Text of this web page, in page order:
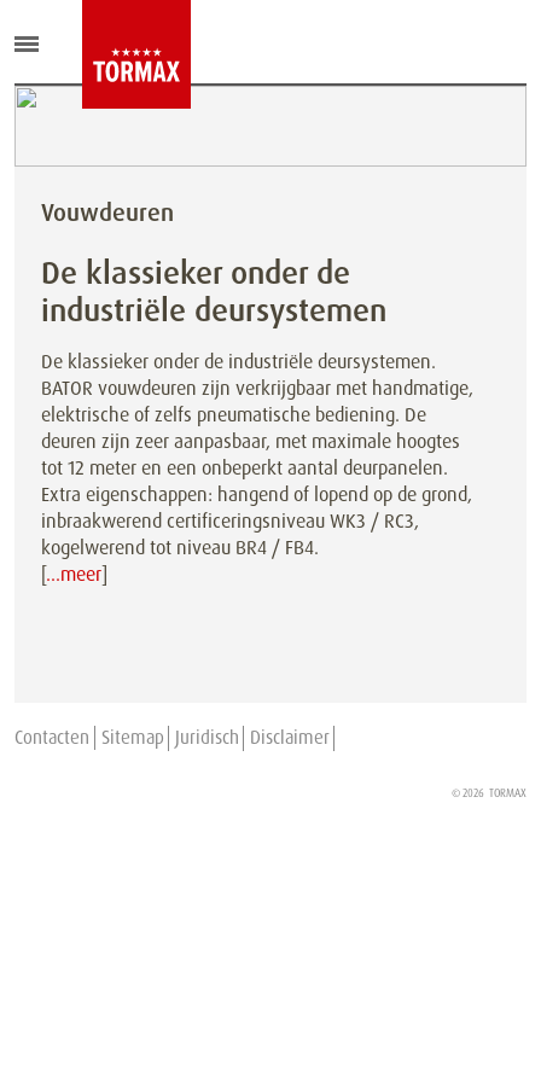
Vouwdeuren
De klassieker onder de
industriële deursystemen
De klassieker onder de industriële deursystemen.
BATOR vouwdeuren zijn verkrijgbaar met handmatige,
elektrische of zelfs pneumatische bediening. De
deuren zijn zeer aanpasbaar, met maximale hoogtes
tot 12 meter en een onbeperkt aantal deurpanelen.
Extra eigenschappen: hangend of lopend op de grond,
inbraakwerend certificeringsniveau WK3 / RC3,
kogelwerend tot niveau BR4 / FB4.
[…meer]
Contacten Sitemap Juridisch Disclaimer
© 2026 TORMAX